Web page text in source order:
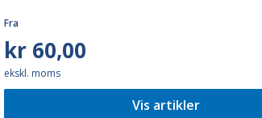
Fra
kr 60,00
ekskl. moms
Vis artikler